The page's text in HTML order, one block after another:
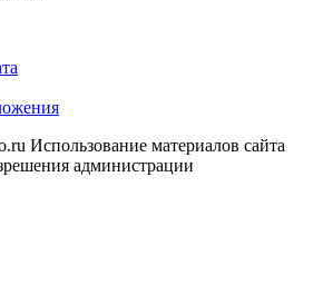
Использование материалов сайта
администрации